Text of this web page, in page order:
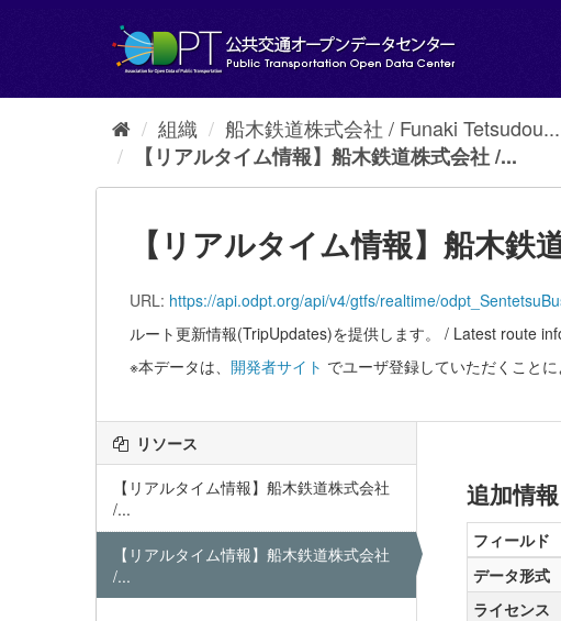
し
組織 船木鉄道株式会社 / Funaki Tetsudou...
【リアルタイム情報】船木鉄道株式会社 /...
【リアルタイム情報】船木
URL: https://api.odpt.org/api/v4/gtfs/realtime/
ルート更新情報(TripUpdates)を提供します。 / Latest route
※本データは、 開発者サイト でユーザ登録していただくことに
リソース
【リアルタイム情報】船木鉄道株式会社
/...
【リアルタイム情報】船木鉄道株式会社
/...
追加情報
フィールド
データ形式
ライセンス